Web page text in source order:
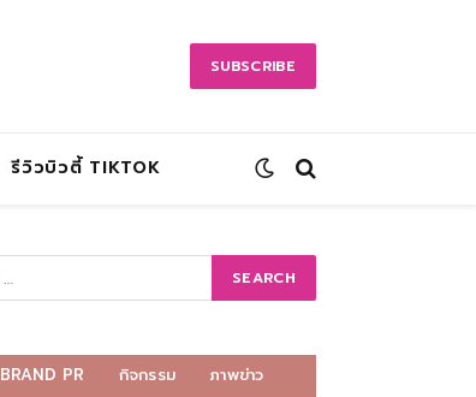
SUBSCRIBE
รีวิวบิวตี้ TIKTOK
BRAND PR กิจกรรม ภาพข่าว